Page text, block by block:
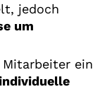
jedoch
um
ein